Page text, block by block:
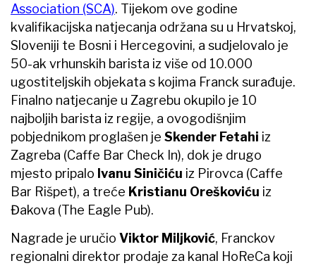
Association (SCA). Tijekom ove godine
kvalifikacijska natjecanja održana su u Hrvatskoj,
Sloveniji te Bosni i Hercegovini, a sudjelovalo je
50-ak vrhunskih barista iz više od 10.000
ugostiteljskih objekata s kojima Franck surađuje.
Finalno natjecanje u Zagrebu okupilo je 10
najboljih barista iz regije, a ovogodišnjim
pobjednikom proglašen je Skender Fetahi iz
Zagreba (Caffe Bar Check In), dok je drugo
mjesto pripalo Ivanu Siničiću iz Pirovca (Caffe
Bar Rišpet), a treće Kristianu Oreškoviću iz
Đakova (The Eagle Pub).
Nagrade je uručio Viktor Miljković, Franckov
regionalni direktor prodaje za kanal HoReCa koji